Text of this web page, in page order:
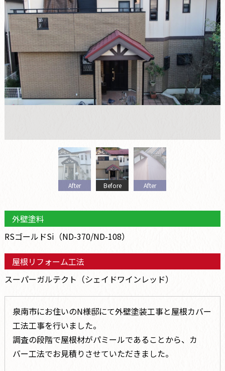
After Before After
外壁塗料
RSゴールドSi（ND-370/ND-108）
屋根リフォーム工法
スーパーガルテクト（シェイドワインレッド）
泉南市にお住いのN様邸にて外壁塗装工事と屋根カバー
工法工事を行いました。
調査の段階で屋根材がパミールであることから、カ
バー工法でお見積りさせていただきました。